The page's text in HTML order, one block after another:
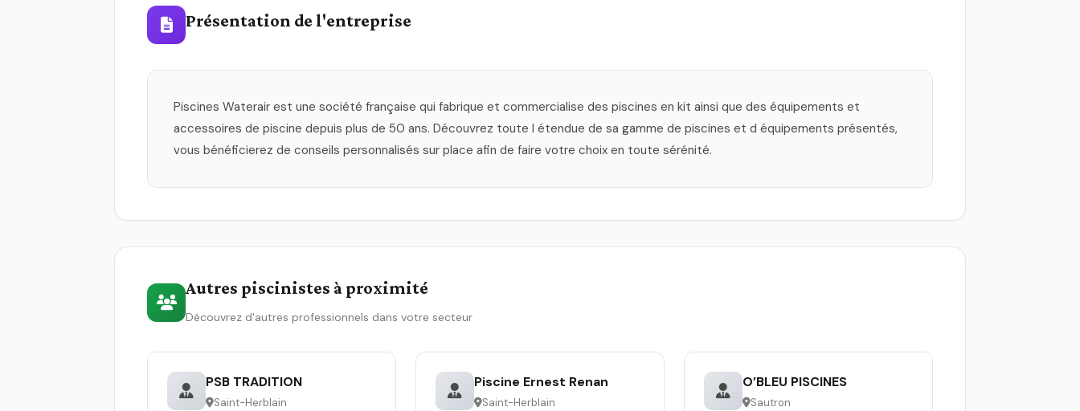
Présentation de l'entreprise
Piscines Waterair est une société française qui fabrique et commercialise des piscines en kit ainsi que des équipements et
accessoires de piscine depuis plus de 50 ans. Découvrez toute l étendue de sa gamme de piscines et d équipements présentés,
vous bénéficierez de conseils personnalisés sur place afin de faire votre choix en toute sérénité.
Autres piscinistes à proximité
Découvrez d'autres professionnels dans votre secteur
PSB TRADITION
Saint-Herblain
Piscine Ernest Renan
Saint-Herblain
O’BLEU PISCINES
Sautron